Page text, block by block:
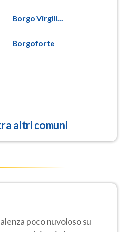
Borgo Virgili...
Borgoforte
altri comuni
poco nuvoloso su